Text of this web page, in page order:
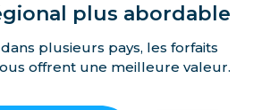
plus abordable
plusieurs pays, les forfaits
offrent une meilleure valeur.